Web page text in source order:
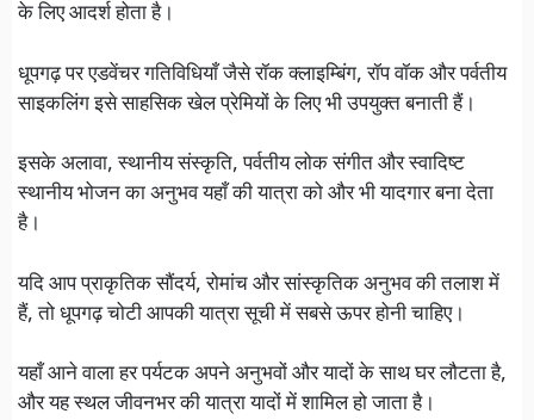
के लिए आदर्श होता है।
धूपगढ़ पर एडवेंचर गतिविधियाँ जैसे रॉक क्लाइम्बिंग, रॉप वॉक और पर्वतीय
साइकलिंग इसे साहसिक खेल प्रेमियों के लिए भी उपयुक्त बनाती हैं।
इसके अलावा, स्थानीय संस्कृति, पर्वतीय लोक संगीत और स्वादिष्ट
स्थानीय भोजन का अनुभव यहाँ की यात्रा को और भी यादगार बना देता
है।
यदि आप प्राकृतिक सौंदर्य, रोमांच और सांस्कृतिक अनुभव की तलाश में
हैं, तो धूपगढ़ चोटी आपकी यात्रा सूची में सबसे ऊपर होनी चाहिए।
यहाँ आने वाला हर पर्यटक अपने अनुभवों और यादों के साथ घर लौटता है,
और यह स्थल जीवनभर की यात्रा यादों में शामिल हो जाता है।